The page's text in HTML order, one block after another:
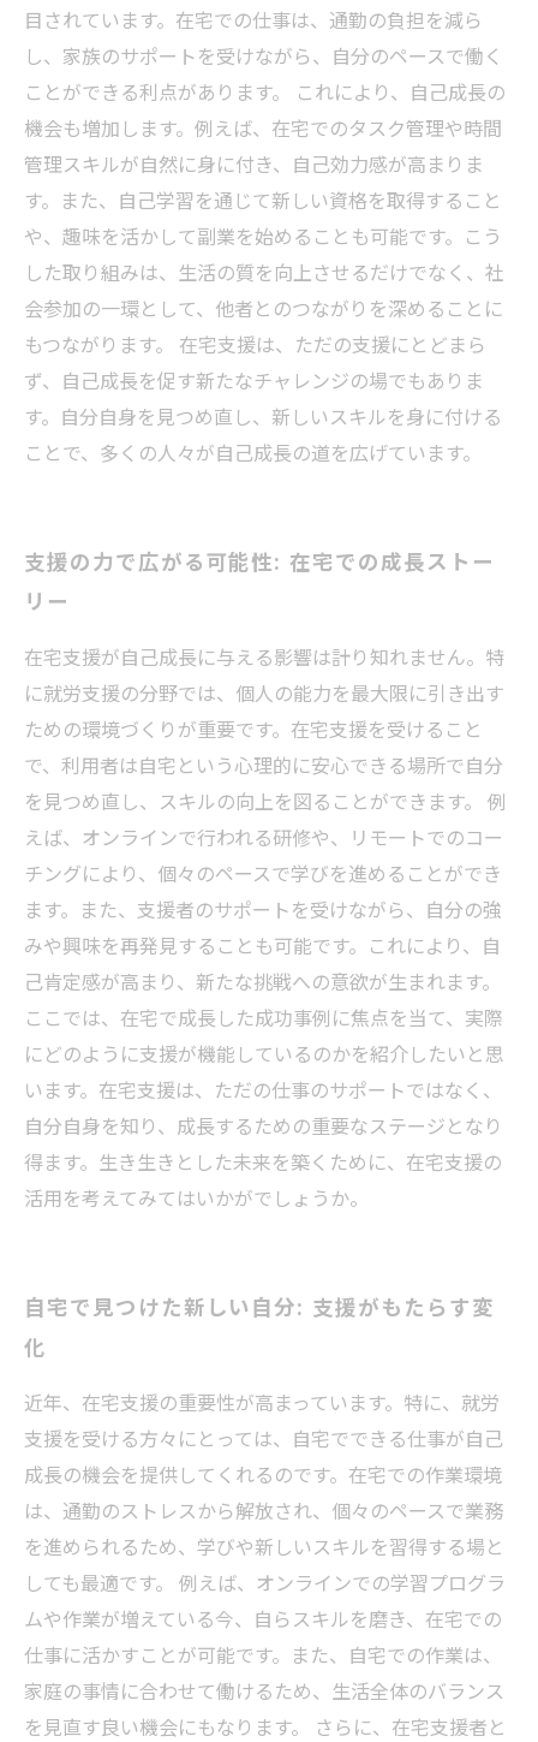
目されています。在宅での仕事は、通勤の負担を減ら
し、家族のサポートを受けながら、自分のペースで働く
ことができる利点があります。 これにより、自己成長の
機会も増加します。例えば、在宅でのタスク管理や時間
管理スキルが自然に身に付き、自己効力感が高まりま
す。また、自己学習を通じて新しい資格を取得すること
や、趣味を活かして副業を始めることも可能です。こう
した取り組みは、生活の質を向上させるだけでなく、社
会参加の一環として、他者とのつながりを深めることに
もつながります。 在宅支援は、ただの支援にとどまら
ず、自己成長を促す新たなチャレンジの場でもありま
す。自分自身を見つめ直し、新しいスキルを身に付ける
ことで、多くの人々が自己成長の道を広げています。
支援の力で広がる可能性: 在宅での成長ストー
リー
在宅支援が自己成長に与える影響は計り知れません。特
に就労支援の分野では、個人の能力を最大限に引き出す
ための環境づくりが重要です。在宅支援を受けること
で、利用者は自宅という心理的に安心できる場所で自分
を見つめ直し、スキルの向上を図ることができます。 例
えば、オンラインで行われる研修や、リモートでのコー
チングにより、個々のペースで学びを進めることができ
ます。また、支援者のサポートを受けながら、自分の強
みや興味を再発見することも可能です。これにより、自
己肯定感が高まり、新たな挑戦への意欲が生まれます。
ここでは、在宅で成長した成功事例に焦点を当て、実際
にどのように支援が機能しているのかを紹介したいと思
います。在宅支援は、ただの仕事のサポートではなく、
自分自身を知り、成長するための重要なステージとなり
得ます。生き生きとした未来を築くために、在宅支援の
活用を考えてみてはいかがでしょうか。
自宅で見つけた新しい自分: 支援がもたらす変
化
近年、在宅支援の重要性が高まっています。特に、就労
支援を受ける方々にとっては、自宅でできる仕事が自己
成長の機会を提供してくれるのです。在宅での作業環境
は、通勤のストレスから解放され、個々のペースで業務
を進められるため、学びや新しいスキルを習得する場と
しても最適です。 例えば、オンラインでの学習プログラ
ムや作業が増えている今、自らスキルを磨き、在宅での
仕事に活かすことが可能です。また、自宅での作業は、
家庭の事情に合わせて働けるため、生活全体のバランス
を見直す良い機会にもなります。 さらに、在宅支援者と